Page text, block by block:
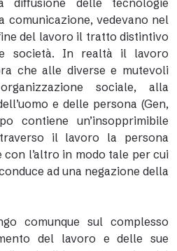
delle tecnologie
comunicazione, vedevano nel
del lavoro il tratto distintivo
società. In realtà il lavoro
che alle diverse e mutevoli
sociale, alla
e delle persona (Gen,
contiene un’insopprimibile
il lavoro la persona
l’altro in modo tale per cui
ad una negazione della
sul complesso
del lavoro e delle sue